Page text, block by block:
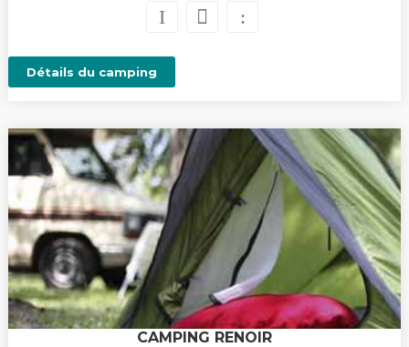
Détails du camping
CAMPING RENOIR